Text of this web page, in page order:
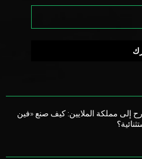
إلى مملكة الملايين: كيف صنع «فين